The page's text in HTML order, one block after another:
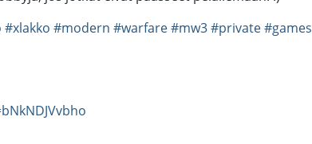
#xlakko #modern #warfare#mw3#private#games